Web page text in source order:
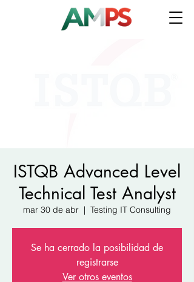
ISTQB Advanced Level
Technical Test Analyst
mar 30 de abr
  |
Testing IT Consulting
Se ha cerrado la posibilidad de
registrarse
Ver otros eventos